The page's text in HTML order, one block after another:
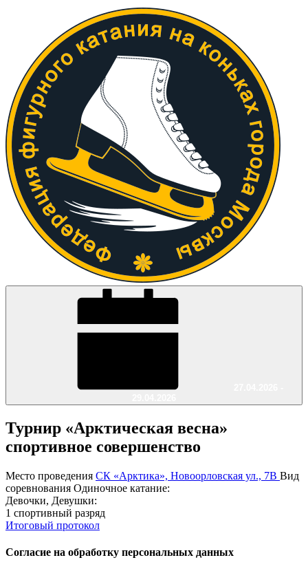
Турнир «Арктическая весна»
спортивное совершенство
Место проведения СК «Арктика», Новоорловская ул., 7В Вид
соревнования Одиночное катание:
Девочки, Девушки:
1 спортивный разряд
Итоговый протокол
Согласие на обработку персональных данных